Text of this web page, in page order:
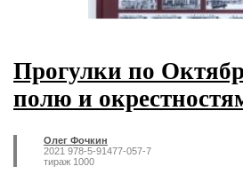
Прогулки по
полю и
Олег Фочкин
2021 978-5-91477-057-7
тираж 1000